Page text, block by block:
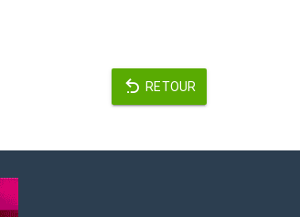
RETOUR